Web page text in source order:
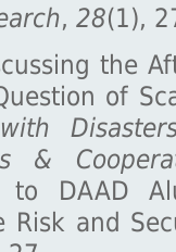
, 28(1),
the
of
&
to DAAD
and